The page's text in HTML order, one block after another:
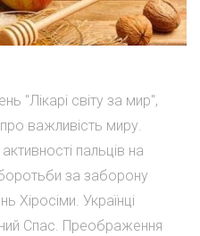
"Лікарі світу за мир",
важливість миру.
пальців на
за заборону
Хіросіми. Українці
Спас. Преображення